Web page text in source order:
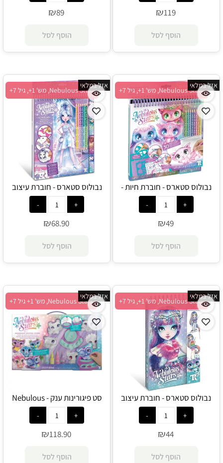
₪119
הוסף לסל
₪89
הוסף לסל
Nebulous Stars, מש' 1+, גיל 7+
אזל במלאי
נבולוס סטארס - חוברת חיות -
Nebulous Star
₪49
הוסף לסל
Nebulous Stars, מש' 1+, גיל 7+
אזל במלאי
נבולוס סטארס - חוברת עיצוב
אופנה - Nebulous Star
₪68.90
הוסף לסל
Nebulous Stars, מש' 1+, גיל 7+
אזל במלאי
נבולוס סטארס - חוברת עיצוב
אופנה לדרך - Nebulous Star
₪44
הוסף לסל
Nebulous Stars, מש' 1+ גיל 7+
אזל במלאי
סט פיגורינות ענק - Nebulous
₪118.90
הוסף לסל